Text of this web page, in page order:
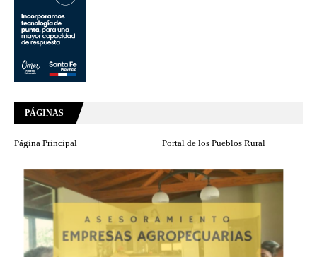
PÁGINAS
Página Principal Portal de los Pueblos Rural